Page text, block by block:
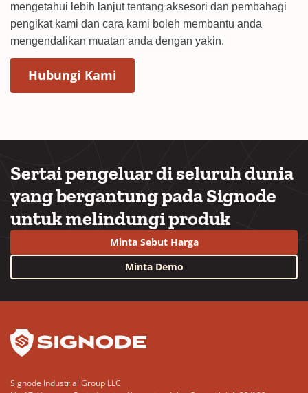
mengetahui lebih lanjut tentang aksesori dan pembahagi
pengikat kami dan cara kami boleh membantu anda
mengendalikan muatan anda dengan yakin.
Hubungi Kami
Sertai pengeluar di seluruh dunia
yang bergantung pada Signode
untuk melindungi produk
Minta Sebut Harga
Minta Demo
Signode Industrial Group LLC